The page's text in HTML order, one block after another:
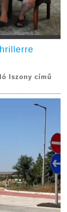
Iszony című